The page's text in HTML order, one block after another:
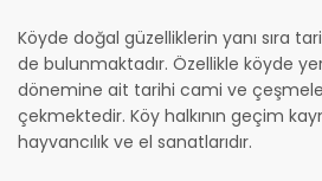
Köyde doğal güzelliklerin yanı sıra
de bulunmaktadır. Özellikle köyde
dönemine ait tarihi cami ve
çekmektedir. Köy halkının geçim
hayvancılık ve el sanatlarıdır.